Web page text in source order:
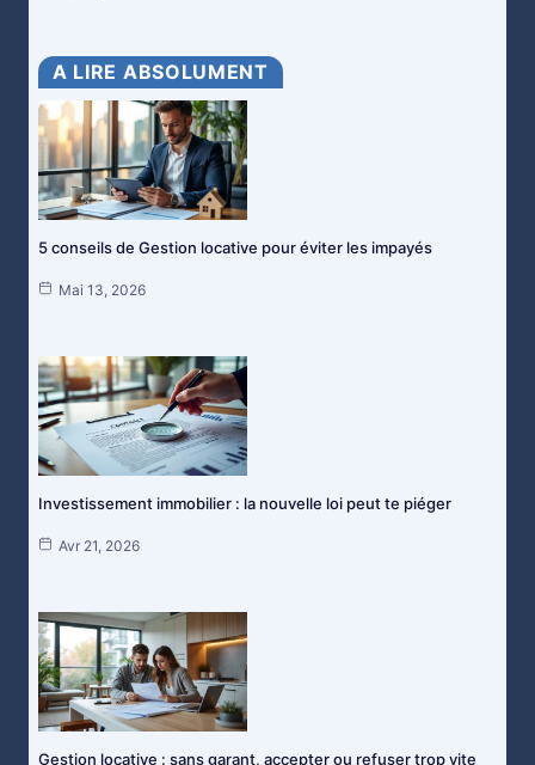
A LIRE ABSOLUMENT
5 conseils de Gestion locative pour éviter les impayés
Mai 13, 2026
Investissement immobilier : la nouvelle loi peut te piéger
Avr 21, 2026
Gestion locative : sans garant, accepter ou refuser trop vite